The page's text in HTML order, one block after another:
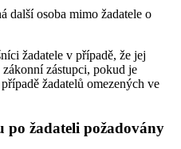
další osoba mimo žadatele o
žadatele v případě, že jej
zástupci, pokud je
žadatelů omezených ve
po žadateli požadovány